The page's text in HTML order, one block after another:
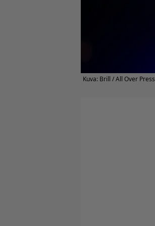
Kuva: Brill / All Over Press